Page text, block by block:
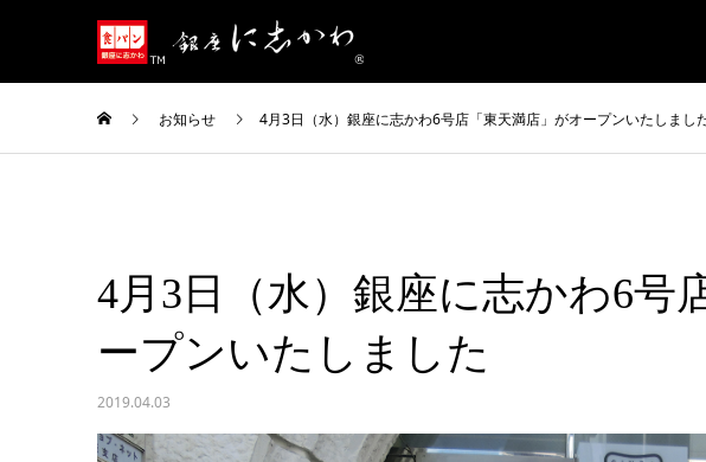
お知らせ 4月3日（水）銀座に志かわ6号店「東天満店」がオープンいたしまし
4月3日（水）銀座に志かわ6号
ープンいたしました
2019.04.03